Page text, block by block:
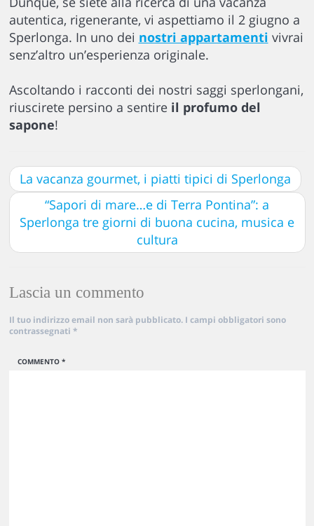
autentica, rigenerante, vi aspettiamo il 2 giugno a
Sperlonga. In uno dei nostri appartamenti vivrai
senz’altro un’esperienza originale.
Ascoltando i racconti dei nostri saggi sperlongani,
riuscirete persino a sentire il profumo del
sapone!
La vacanza gourmet, i piatti tipici di Sperlonga
“Sapori di mare…e di Terra Pontina”: a
Sperlonga tre giorni di buona cucina, musica e
cultura
Lascia un commento
Il tuo indirizzo email non sarà pubblicato. I campi obbligatori sono
contrassegnati *
COMMENTO *